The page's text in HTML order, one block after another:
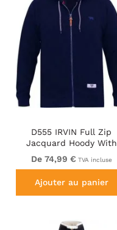
D555 IRVIN Full Zip
Jacquard Hoody With
Chest Embroidery Navy
De 74,99 € TVA incluse
Ajouter au panier